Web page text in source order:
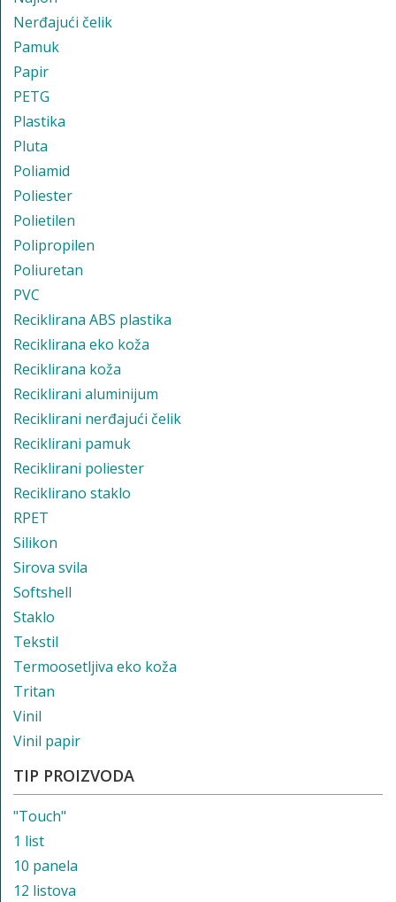
Nerđajući čelik
Pamuk
Papir
PETG
Plastika
Pluta
Poliamid
Poliester
Polietilen
Polipropilen
Poliuretan
PVC
Reciklirana ABS plastika
Reciklirana eko koža
Reciklirana koža
Reciklirani aluminijum
Reciklirani nerđajući čelik
Reciklirani pamuk
Reciklirani poliester
Reciklirano staklo
RPET
Silikon
Sirova svila
Softshell
Staklo
Tekstil
Termoosetljiva eko koža
Tritan
Vinil
Vinil papir
TIP PROIZVODA
"Touch"
1 list
10 panela
12 listova